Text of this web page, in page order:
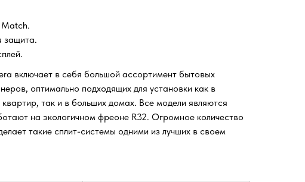
Match.
защита.
включает в себя большой ассортимент бытовых
оптимально подходящих для установки как в
так и в больших домах. Все модели являются
на экологичном фреоне R32. Огромное количество
такие сплит-системы одними из лучших в своем